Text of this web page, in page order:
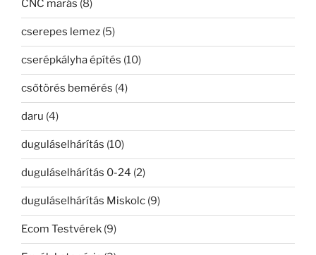
CNC marás (8)
cserepes lemez (5)
cserépkályha építés (10)
csőtörés bemérés (4)
daru (4)
duguláselhárítás (10)
duguláselhárítás 0-24 (2)
duguláselhárítás Miskolc (9)
Ecom Testvérek (9)